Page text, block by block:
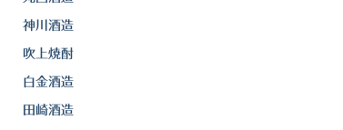
神川酒造
吹上焼酎
白金酒造
田崎酒造